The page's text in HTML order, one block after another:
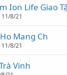
Ion Life Giao
11/8/21
Mang Ch
11/8/21
Vinh